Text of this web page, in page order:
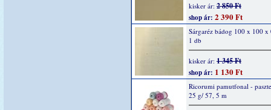
kisker ár: 2 850 Ft
shop ár: 2 390 Ft
Sárgaréz bádog 100 x 100
1 db
kisker ár: 1 345 Ft
shop ár: 1 130 Ft
Ricorumi pamutfonal -
25 g/ 57, 5 m